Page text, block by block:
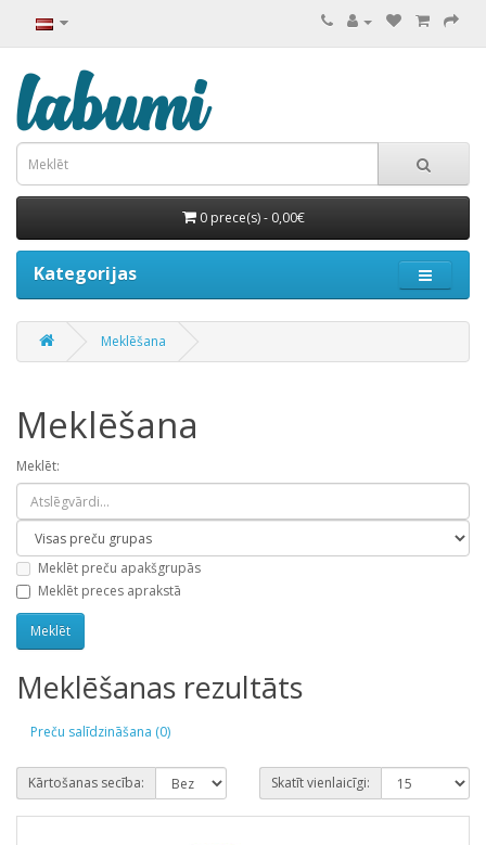
0 prece(s) - 0,00€
Kategorijas
Meklēšana
Meklēšana
Meklēt:
Meklēt preču apakšgrupās
Meklēt preces aprakstā
Meklēšanas rezultāts
Preču salīdzināšana (0)
Kārtošanas secība: Skatīt vienlaicīgi: